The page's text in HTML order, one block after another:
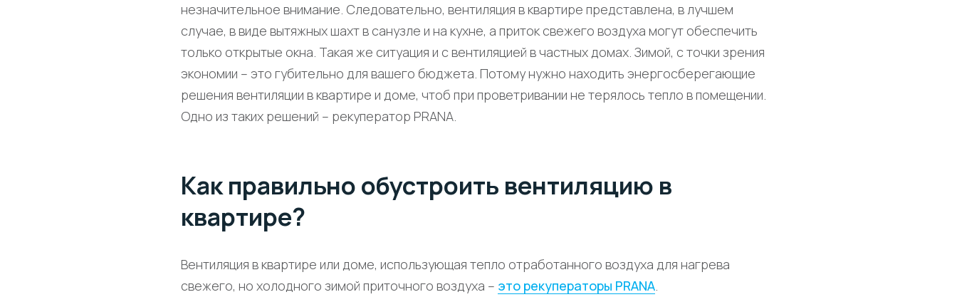
незначительное внимание. Следовательно, вентиляция в квартире представлена, в лучшем
случае, в виде вытяжных шахт в санузле и на кухне, а приток свежего воздуха могут обеспечить
только открытые окна. Такая же ситуация и с вентиляцией в частных домах. Зимой, с точки зрения
экономии – это губительно для вашего бюджета. Потому нужно находить энергосберегающие
решения вентиляции в квартире и доме, чтоб при проветривании не терялось тепло в помещении.
Одно из таких решений – рекуператор PRANA.
Как правильно обустроить вентиляцию в
квартире?
Вентиляция в квартире или доме, использующая тепло отработанного воздуха для нагрева
свежего, но холодного зимой приточного воздуха – это рекуператоры PRANA.